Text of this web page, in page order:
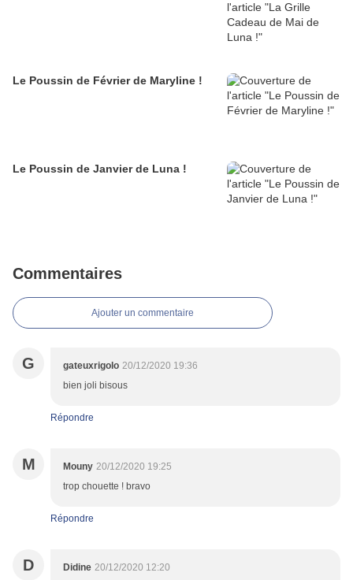
Le Poussin de Février de Maryline !
Le Poussin de Janvier de Luna !
Commentaires
Ajouter un commentaire
G gateuxrigolo 20/12/2020 19:36
bien joli bisous
Répondre
M Mouny 20/12/2020 19:25
trop chouette ! bravo
Répondre
D Didine 20/12/2020 12:20